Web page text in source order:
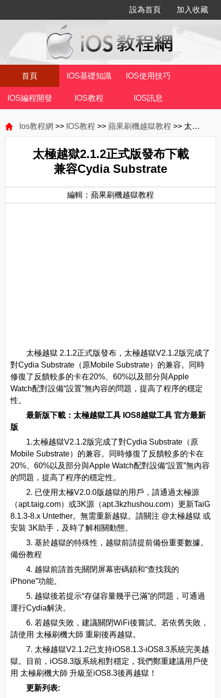
設為首頁 加入收藏
首頁 IOS基礎知識 IOS使用技巧
IOS編程開發 IOS教程 IOS訊息
Ios教程網 >> IOS教程 >> 蘋果刷機越獄教程 >> 太極越獄2.1.2正式版發布下載 兼容Cydia Substrate
太極越獄2.1.2正式版發布下載
兼容Cydia Substrate
編輯：蘋果刷機越獄教程
太極越獄 2.1.2正式版發布，太極越獄V2.1.2版完成了
對Cydia Substrate（原Mobile Substrate）的兼容。同時
修復了反饋較多的卡在20%、60%以及部分與Apple
Watch配對設備“設置”無內容的問題，提高了程序的穩定
性。
最新版下載： 太極越獄工具 IOS8越獄工具 官方最新
版
1.太極越獄V2.1.2版完成了對Cydia Substrate（原
Mobile Substrate）的兼容。同時修復了反饋較多的卡在
20%、60%以及部分與Apple Watch配對設備“設置”無內容
的問題，提高了程序的穩定性。
2. 已使用太極V2.0.0版越獄的用戶，請通過太極源
（apt.taig.com）或3K源（apt.3kzhushou.com）更新TaiG
8.1.3-8.x Untether。無需重新越獄。請關注 @太極越獄 或
安裝 3K助手，及時了解相關動態。
3. 基於越獄的特殊性，越獄前請提前備份重要數據。
備份教程
4. 越獄前請首先關閉屏幕密碼鎖和“查找我的
iPhone”功能。
5. 越獄後若提示“存儲容量幾乎已滿”的問題，可通過
運行Cydia解決。
6. 若越獄失敗，建議關閉WiFi後嘗試。若依舊失敗，
請使用 太極刷機大師 重刷後再越獄。
7. 太極越獄V2.1.2已支持iOS8.1.3-iOS8.3系統完美越
獄。目前，iOS8.3版系統相對穩定，我們鄭重建議用戶使
用 太極刷機大師 升級至iOS8.3後再越獄！
更新列表: